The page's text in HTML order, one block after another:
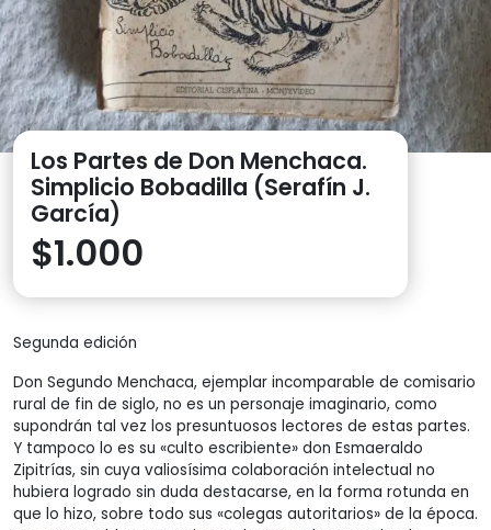
Los Partes de Don Menchaca.
Simplicio Bobadilla (Serafín J.
García)
$1.000
Segunda edición
Don Segundo Menchaca, ejemplar incomparable de comisario
rural de fin de siglo, no es un personaje imaginario, como
supondrán tal vez los presuntuosos lectores de estas partes.
Y tampoco lo es su «culto escribiente» don Esmaeraldo
Zipitrías, sin cuya valiosísima colaboración intelectual no
hubiera logrado sin duda destacarse, en la forma rotunda en
que lo hizo, sobre todo sus «colegas autoritarios» de la época.